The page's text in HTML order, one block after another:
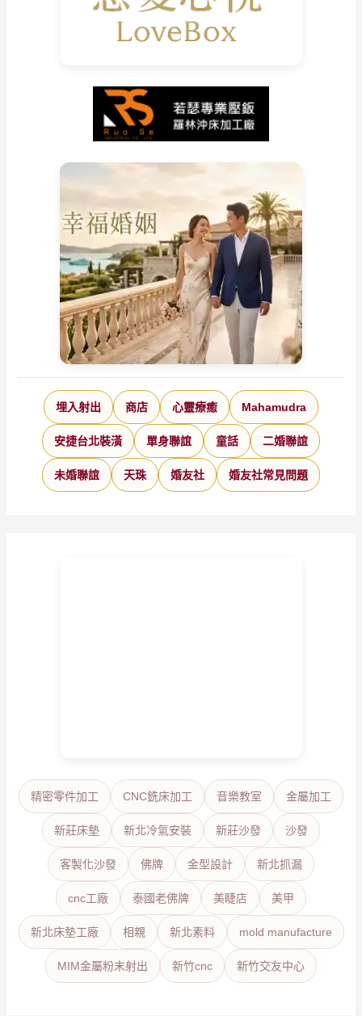
埋入射出 商店 心靈療癒 Mahamudra
安捷台北裝潢 單身聯誼 童話 二婚聯誼
未婚聯誼 天珠 婚友社 婚友社常見問題
精密零件加工 CNC銑床加工 音樂教室 金屬加工
新莊床墊 新北冷氣安裝 新莊沙發 沙發
客製化沙發 佛牌 金型設計 新北抓漏
cnc工廠 泰國老佛牌 美睫店 美甲
新北床墊工廠 相親 新北素料 mold manufacture
MIM金屬粉末射出 新竹cnc 新竹交友中心